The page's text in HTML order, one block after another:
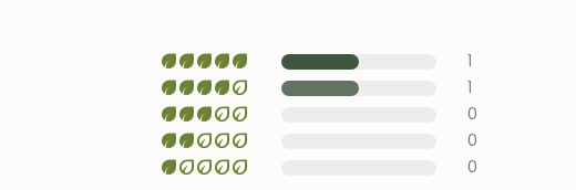
1
1
0
0
0